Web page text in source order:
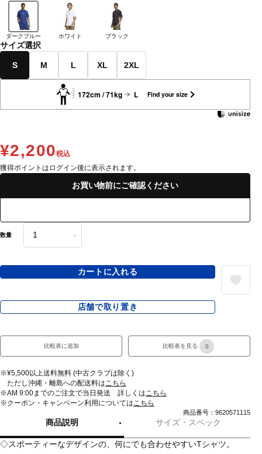
ダークブルー ホワイト ブラック
サイズ選択
S M L XL 2XL
172cm / 71kg L Find your size
¥2,200税込
獲得ポイントはログイン後に表示されます。
お買い物前にご確認ください
数量
カートに入れる
店舗で取り置き
比較表に追加 比較表を見る 0
※¥5,500以上送料無料 (中古クラブは除く)
ただし沖縄・離島への配送料はこちら
※AM 9:00までのご注文で当日発送 詳しくはこちら
※クーポン・キャンペーン利用についてはこちら
商品番号：9620571115
商品説明 サイズ・スペック
◇スポーティーなデザインの、何にでも合わせやすいTシャツ。